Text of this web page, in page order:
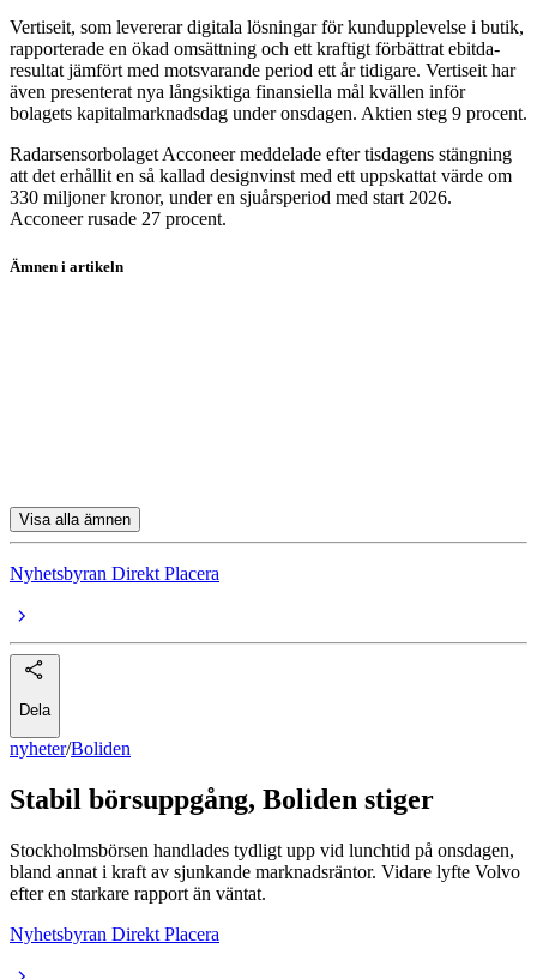
Vertiseit, som levererar digitala lösningar för kundupplevelse i butik,
rapporterade en ökad omsättning och ett kraftigt förbättrat ebitda-
resultat jämfört med motsvarande period ett år tidigare. Vertiseit har
även presenterat nya långsiktiga finansiella mål kvällen inför
bolagets kapitalmarknadsdag under onsdagen. Aktien steg 9 procent.
Radarsensorbolaget Acconeer meddelade efter tisdagens stängning
att det erhållit en så kallad designvinst med ett uppskattat värde om
330 miljoner kronor, under en sjuårsperiod med start 2026.
Acconeer rusade 27 procent.
Ämnen i artikeln
Visa alla ämnen
Nyhetsbyran Direkt Placera
Dela
nyheter/Boliden
Stabil börsuppgång, Boliden stiger
Stockholmsbörsen handlades tydligt upp vid lunchtid på onsdagen,
bland annat i kraft av sjunkande marknadsräntor. Vidare lyfte Volvo
efter en starkare rapport än väntat.
Nyhetsbyran Direkt Placera